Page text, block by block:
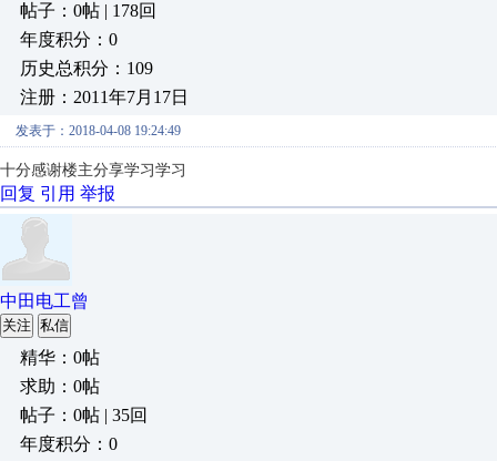
帖子：0帖 | 178回
年度积分：0
历史总积分：109
注册：2011年7月17日
发表于：2018-04-08 19:24:49
十分感谢楼主分享学习学习
回复 引用 举报
中田电工曾
关注 私信
精华：0帖
求助：0帖
帖子：0帖 | 35回
年度积分：0